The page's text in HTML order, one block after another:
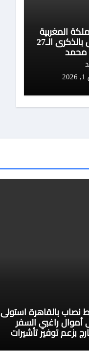
المغربية
بجدة تحتفل بالذكرى الـ27
محمد
العرش
جدة
نصاب بالقاهرة استولى
أموال راغبي السفر
بزعم توفير تأشيرات